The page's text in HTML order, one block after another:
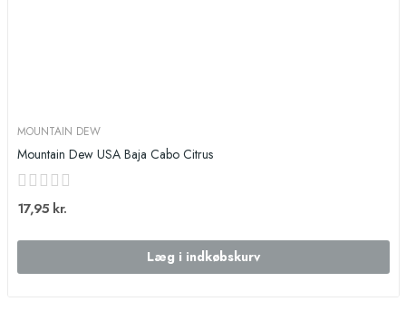
MOUNTAIN DEW
Mountain Dew USA Baja Cabo Citrus
17,95 kr.
Læg i indkøbskurv